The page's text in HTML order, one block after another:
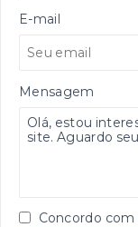
E-mail
Mensagem
Concordo com